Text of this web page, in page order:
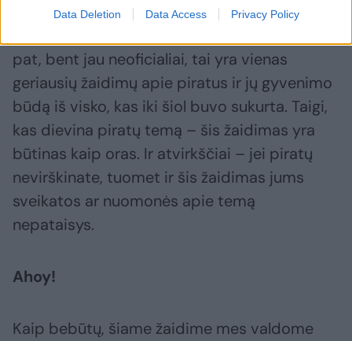
Data Deletion Data Access Privacy Policy
kūrybiškumą. Tai itin jaučiasi tiek kalbant
pat, bent jau neoficialiai, tai yra vienas
geriausių žaidimų apie piratus ir jų gyvenimo
būdą iš visko, kas iki šiol buvo sukurta. Taigi,
kas dievina piratų temą – šis žaidimas yra
būtinas kaip oras. Ir atvirkščiai – jei piratų
nevirškinate, tuomet ir šis žaidimas jums
sveikatos ar nuomonės apie temą
nepataisys.
Ahoy!
Kaip bebūtų, šiame žaidime mes valdome